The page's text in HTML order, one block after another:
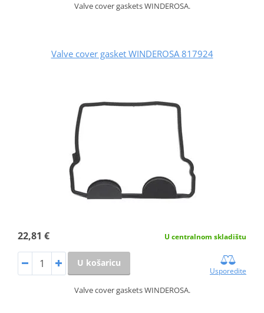
Valve cover gaskets WINDEROSA.
Valve cover gasket WINDEROSA 817924
22,81 € U centralnom skladištu
U košaricu
Usporedite
Valve cover gaskets WINDEROSA.